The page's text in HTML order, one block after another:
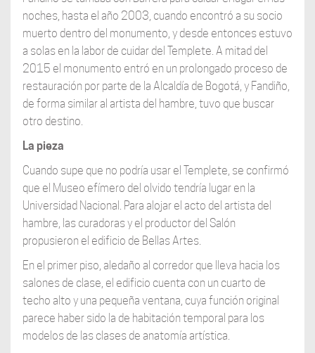
noches, hasta el año 2003, cuando encontró a su socio
muerto dentro del monumento, y desde entonces estuvo
a solas en la labor de cuidar del Templete. A mitad del
2015 el monumento entró en un prolongado proceso de
restauración por parte de la Alcaldía de Bogotá, y Fandiño,
de forma similar al artista del hambre, tuvo que buscar
otro destino.
La pieza
Cuando supe que no podría usar el Templete, se confirmó
que el Museo efímero del olvido tendría lugar en la
Universidad Nacional. Para alojar el acto del artista del
hambre, las curadoras y el productor del Salón
propusieron el edificio de Bellas Artes.
En el primer piso, aledaño al corredor que lleva hacia los
salones de clase, el edificio cuenta con un cuarto de
techo alto y una pequeña ventana, cuya función original
parece haber sido la de habitación temporal para los
modelos de las clases de anatomía artística.